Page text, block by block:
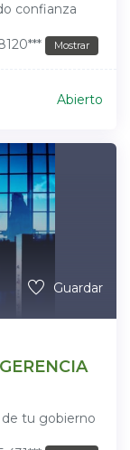
confianza
Mostrar
Abierto
Guardar
tu gobierno